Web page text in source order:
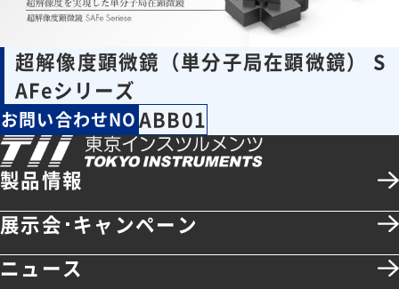
超解像度顕微鏡（単分子局在顕微鏡） S
AFeシリーズ
お問い合わせNOABB01
製品情報
展示会･キャンペーン
ニュース